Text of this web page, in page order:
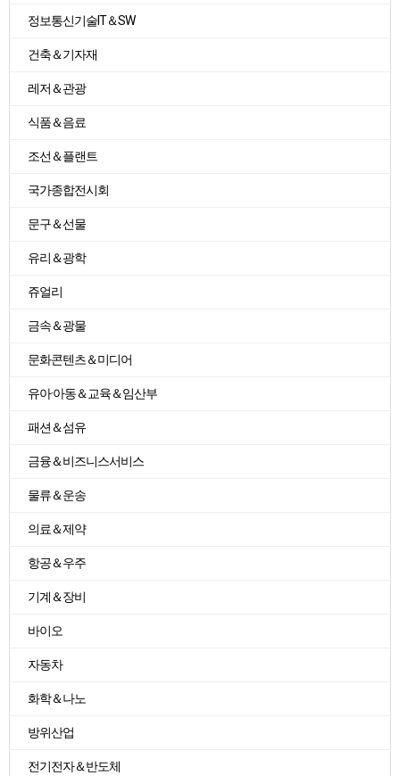
정보통신기술IT＆SW
건축＆기자재
레저＆관광
식품＆음료
조선＆플랜트
국가종합전시회
문구＆선물
유리＆광학
쥬얼리
금속＆광물
문화콘텐츠＆미디어
유아·아동＆교육＆임산부
패션＆섬유
금융＆비즈니스서비스
물류＆운송
의료＆제약
항공＆우주
기계＆장비
바이오
자동차
화학＆나노
방위산업
전기전자＆반도체